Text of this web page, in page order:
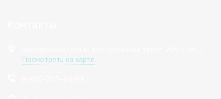
Посмотреть на карте